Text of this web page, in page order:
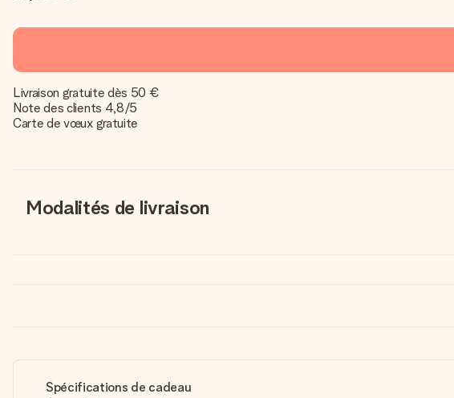
Livraison gratuite dès 50 €
Note des clients 4,8/5
Carte de vœux gratuite
Modalités de livraison
Spécifications de cadeau